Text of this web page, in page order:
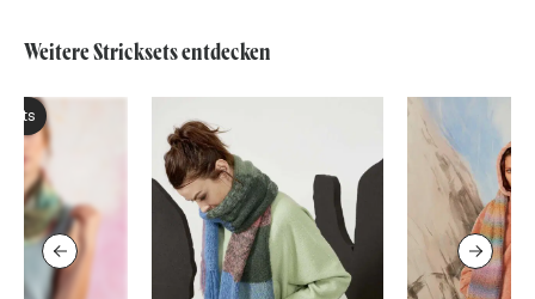
Weitere Stricksets entdecken